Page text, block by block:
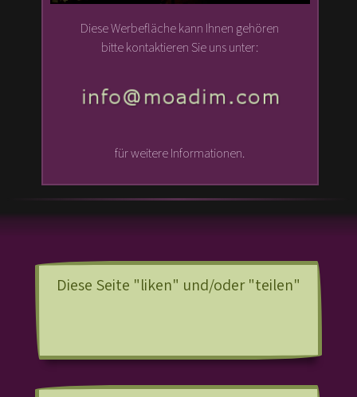
Diese Werbefläche kann Ihnen gehören
bitte kontaktieren Sie uns unter:
für weitere Informationen.
Diese Seite "liken" und/oder "teilen"